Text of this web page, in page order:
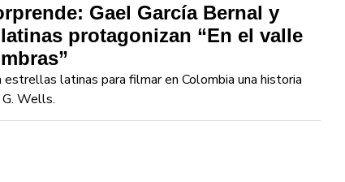
Gael García Bernal y
protagonizan “En el valle
latinas para filmar en Colombia una historia
G. Wells.